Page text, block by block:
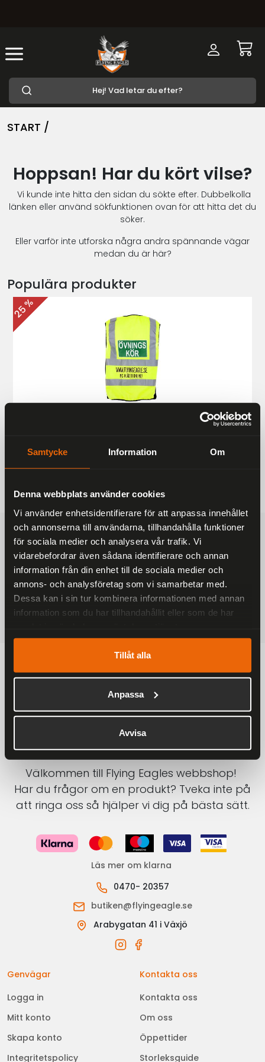
Samtycke Information Om
Denna webbplats använder cookies
Vi använder enhetsidentifierare för att anpassa innehållet
och annonserna till användarna, tillhandahålla funktioner
för sociala medier och analysera vår trafik. Vi
vidarebefordrar även sådana identifierare och annan
information från din enhet till de sociala medier och
annons- och analysföretag som vi samarbetar med.
Dessa kan i sin tur kombinera informationen med annan
information som du har tillhandahållit eller som de har
Tillåt alla
Anpassa
Avvisa
START /
Hoppsan! Har du kört vilse?
Vi kunde inte hitta den sidan du sökte efter. Dubbelkolla
länken eller använd sökfunktionen ovan för att hitta det du
söker.
Eller varför inte utforska några andra spännande vägar
medan du är här?
Populära produkter
25 %
187 kr
249 kr
FRAKTFRITT
På alla ordrar över 2000 kr
1-3 DAGAR LEVERANS
Inom Sverige med DHL
SÄKRA BETALNINGAR
Betalkort, Klarna eller Swish
Välkommen till Flying Eagles webbshop!
Har du frågor om en produkt? Tveka inte på
att ringa oss så hjälper vi dig på bästa sätt.
Läs mer om klarna
0470- 20357
butiken@flyingeagle.se
Arabygatan 41 i Växjö
Genvägar
Logga in
Mitt konto
Skapa konto
Integritetspolicy
Kontakta oss
Kontakta oss
Om oss
Öppettider
Storleksguide